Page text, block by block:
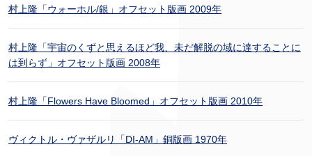
村上隆「ウォーホル/銀」オフセット版画 2009年
村上隆「宇宙のくずと思えるほど我、未だ解脱の域に達することに
は到らず」オフセット版画 2008年
村上隆「Flowers Have Bloomed」オフセット版画 2010年
ヴィクトル・ヴァザルリ「DI-AM」銅版画 1970年